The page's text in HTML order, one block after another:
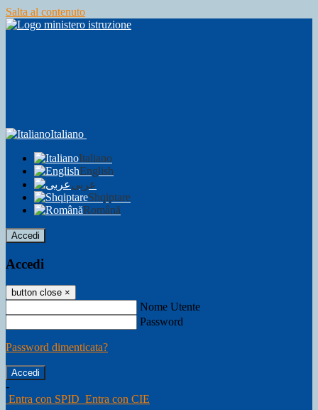
Salta al contenuto
Italiano
Italiano
English
عربى
Shqiptare
Română
Accedi
Accedi
button close ×
Nome Utente
Password
Password dimenticata?
-
Entra con SPID Entra con CIE